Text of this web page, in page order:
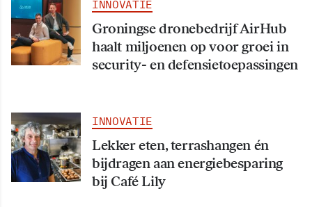
INNOVATIE
Groningse dronebedrijf AirHub
haalt miljoenen op voor groei in
security- en defensietoepassingen
INNOVATIE
Lekker eten, terrashangen én
bijdragen aan energiebesparing
bij Café Lily